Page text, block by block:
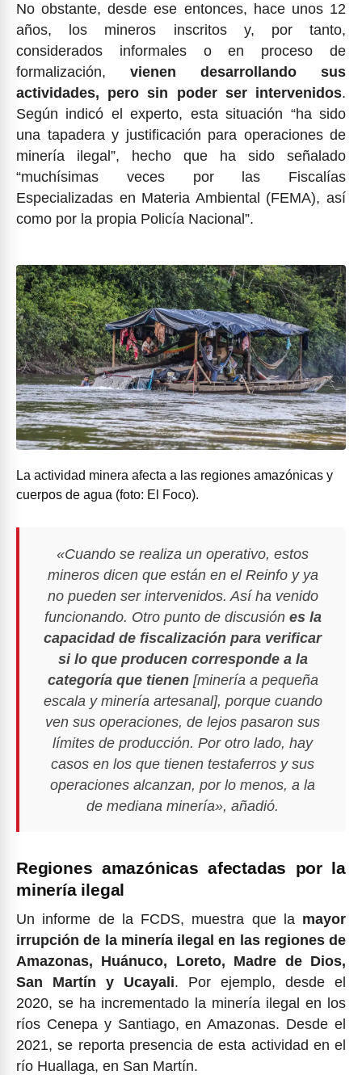
No obstante, desde ese entonces, hace unos 12
años, los mineros inscritos y, por tanto,
considerados informales o en proceso de
formalización, vienen desarrollando sus
actividades, pero sin poder ser intervenidos.
Según indicó el experto, esta situación “ha sido
una tapadera y justificación para operaciones de
minería ilegal”, hecho que ha sido señalado
“muchísimas veces por las Fiscalías
Especializadas en Materia Ambiental (FEMA), así
como por la propia Policía Nacional”.
La actividad minera afecta a las regiones amazónicas y
cuerpos de agua (foto: El Foco).
«Cuando se realiza un operativo, estos
mineros dicen que están en el Reinfo y ya
no pueden ser intervenidos. Así ha venido
funcionando. Otro punto de discusión es la
capacidad de fiscalización para verificar
si lo que producen corresponde a la
categoría que tienen[minería a pequeña
escala y minería artesanal], porque cuando
ven sus operaciones, de lejos pasaron sus
límites de producción. Por otro lado, hay
casos en los que tienen testaferros y sus
operaciones alcanzan, por lo menos, a la
de mediana minería», añadió.
Regiones amazónicas afectadas por la
minería ilegal
Un informe de la FCDS, muestra que la mayor
irrupción de la minería ilegal en las regiones de
Amazonas, Huánuco, Loreto, Madre de Dios,
San Martín y Ucayali. Por ejemplo, desde el
2020, se ha incrementado la minería ilegal en los
ríos Cenepa y Santiago, en Amazonas. Desde el
2021, se reporta presencia de esta actividad en el
río Huallaga, en San Martín.